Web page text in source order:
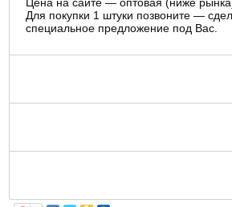
Для покупки 1 штуки позвоните —
специальное предложение под Вас.